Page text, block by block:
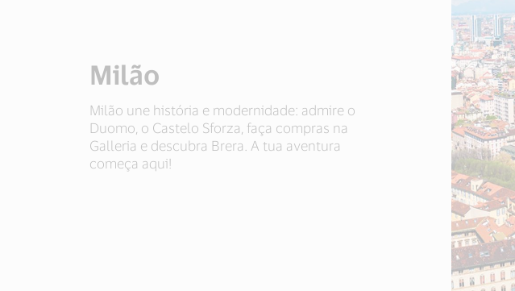
Milão
Milão une história e modernidade: admire o
Duomo, o Castelo Sforza, faça compras na
Galleria e descubra Brera. A tua aventura
começa aqui!